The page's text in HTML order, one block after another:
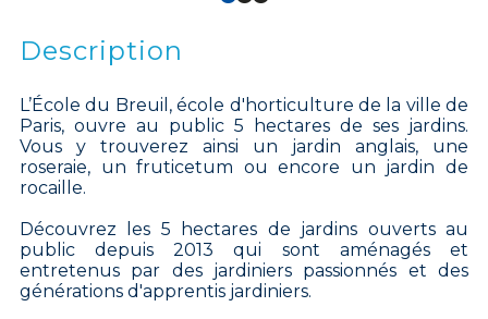
Description
L’École du Breuil, école d'horticulture de la ville de
Paris, ouvre au public 5 hectares de ses jardins.
Vous y trouverez ainsi un jardin anglais, une
roseraie, un fruticetum ou encore un jardin de
rocaille.
Découvrez les 5 hectares de jardins ouverts au
public depuis 2013 qui sont aménagés et
entretenus par des jardiniers passionnés et des
générations d'apprentis jardiniers.